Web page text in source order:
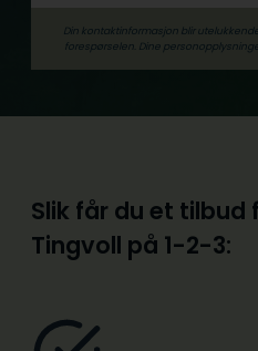
Din kontaktinformasjon blir
forespørselen. Dine
Slik får du et tilbud
Tingvoll på 1-2-3: